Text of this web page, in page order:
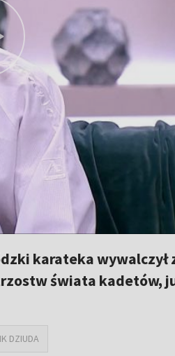
karateka wywalczył
świata kadetów,
DZIUDA